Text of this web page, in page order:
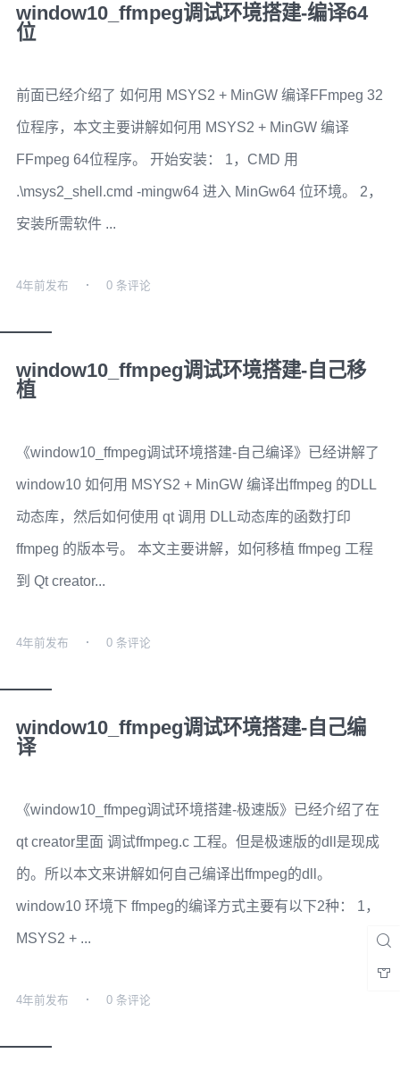
window10_ffmpeg调试环境搭建-编译64
位
前面已经介绍了 如何用 MSYS2 + MinGW 编译FFmpeg 32
位程序，本文主要讲解如何用 MSYS2 + MinGW 编译
FFmpeg 64位程序。 开始安装： 1，CMD 用
.\msys2_shell.cmd -mingw64 进入 MinGw64 位环境。 2，
安装所需软件 ...
4年前发布 0 条评论
window10_ffmpeg调试环境搭建-自己移
植
《window10_ffmpeg调试环境搭建-自己编译》已经讲解了
window10 如何用 MSYS2 + MinGW 编译出ffmpeg 的DLL
动态库，然后如何使用 qt 调用 DLL动态库的函数打印
ffmpeg 的版本号。 本文主要讲解，如何移植 ffmpeg 工程
到 Qt creator...
4年前发布 0 条评论
window10_ffmpeg调试环境搭建-自己编
译
《window10_ffmpeg调试环境搭建-极速版》已经介绍了在
qt creator里面 调试ffmpeg.c 工程。但是极速版的dll是现成
的。所以本文来讲解如何自己编译出ffmpeg的dll。
window10 环境下 ffmpeg的编译方式主要有以下2种： 1，
MSYS2 + ...
4年前发布 0 条评论